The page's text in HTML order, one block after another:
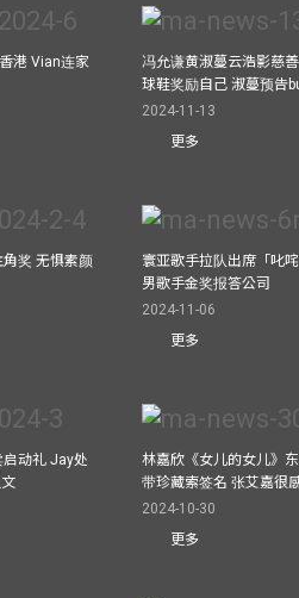
港 Vian连家
冯允谦黄淑蔓云浩影慈
球鞋奖励自己 淑蔓预告
2024-11-13
更多
奖 无惧素颜
寰亚歌手拉队出席「叱
男歌手金奖报答公司
2024-11-06
更多
动礼 Jay处
林嘉欣《女儿的女儿》
带珍藏索签名 张艾嘉很
2024-10-30
更多